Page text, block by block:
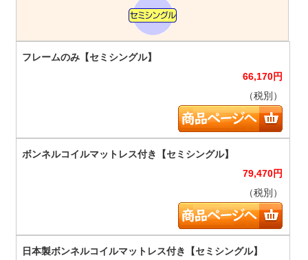
66,170円
（税別）
79,470円
（税別）